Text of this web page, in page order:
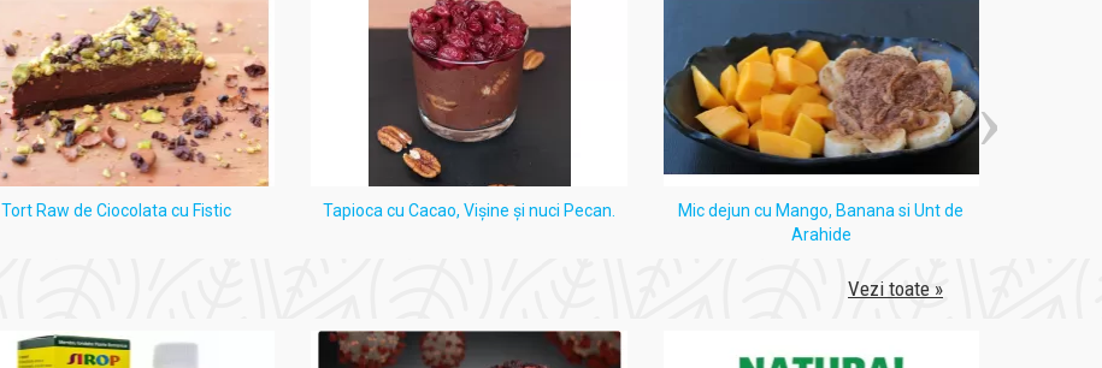
Tort Raw de Ciocolata cu Fistic Tapioca cu Cacao, Vişine şi nuci Pecan.
Mic dejun cu Mango, Banana si Unt de
Arahide
Vezi toate »